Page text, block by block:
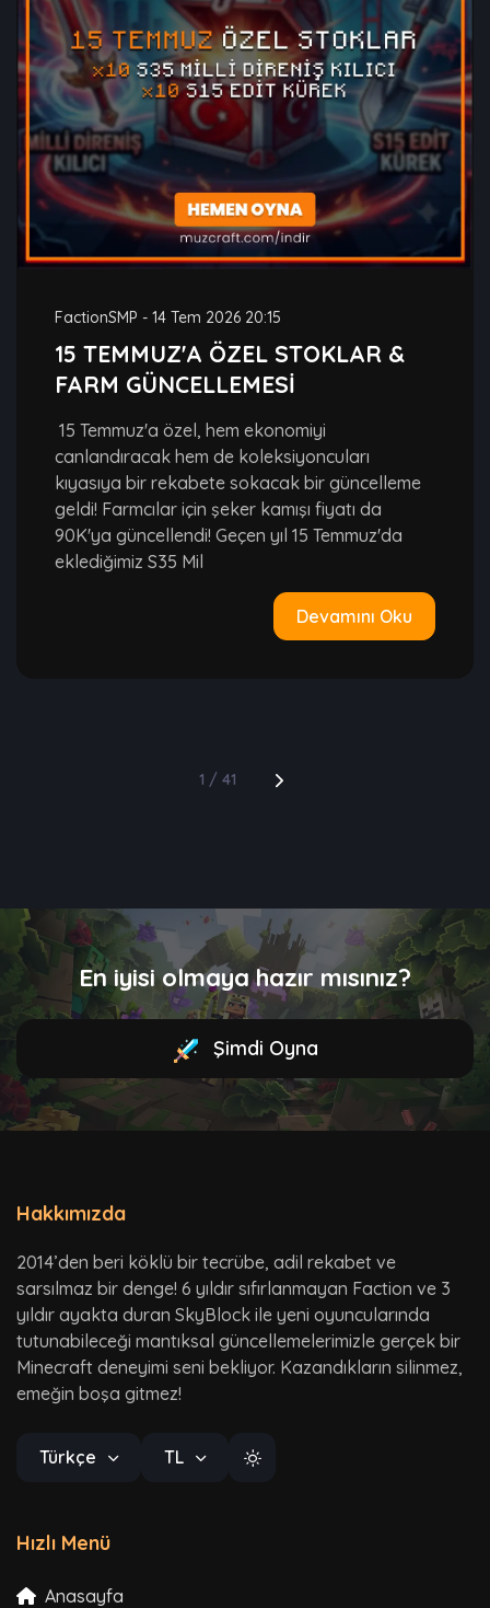
FactionSMP - 14 Tem 2026 20:15
15 TEMMUZ'A ÖZEL STOKLAR &
FARM GÜNCELLEMESİ
15 Temmuz'a özel, hem ekonomiyi
canlandıracak hem de koleksiyoncuları
kıyasıya bir rekabete sokacak bir güncelleme
geldi! Farmcılar için şeker kamışı fiyatı da
90K'ya güncellendi! Geçen yıl 15 Temmuz'da
eklediğimiz S35 Mil
Devamını Oku
1 / 41
En iyisi olmaya hazır mısınız?
Şimdi Oyna
Hakkımızda
2014’den beri köklü bir tecrübe, adil rekabet ve
sarsılmaz bir denge! 6 yıldır sıfırlanmayan Faction ve 3
yıldır ayakta duran SkyBlock ile yeni oyuncularında
tutunabileceği mantıksal güncellemelerimizle gerçek bir
Minecraft deneyimi seni bekliyor. Kazandıkların silinmez,
emeğin boşa gitmez!
Türkçe TL
Hızlı Menü
Anasayfa